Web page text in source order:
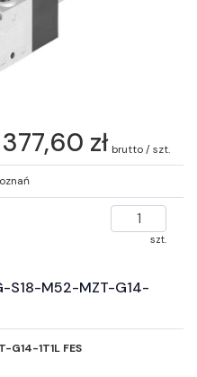
377,60 zł brutto / szt.
szt.
S18-M52-MZT-G14-
G14-1T1L FES